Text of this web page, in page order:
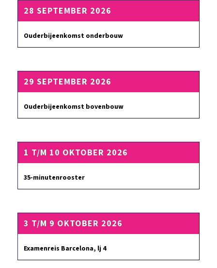
28 SEPTEMBER 2026
Ouderbijeenkomst onderbouw
29 SEPTEMBER 2026
Ouderbijeenkomst bovenbouw
1 T/M 10 OKTOBER 2026
35-minutenrooster
3 T/M 9 OKTOBER 2026
Examenreis Barcelona, lj 4